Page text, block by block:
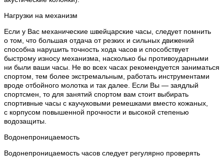
Нагрузки на механизм
Если у Вас механические швейцарские часы, следует помнить
о том, что большая отдача от резких и сильных движений
способна нарушить точность хода часов и способствует
быстрому износу механизма, насколько бы противоударными
ни были ваши часы. Не во всех часах рекомендуется заниматься
спортом, тем более экстремальным, работать инструментами
вроде отбойного молотка и так далее. Если Вы — заядлый
спортсмен, то для занятий спортом вам стоит выбирать
спортивные часы с каучуковыми ремешками вместо кожаных,
с корпусом повышенной прочности и высокой степенью
водозащиты.
Водонепроницаемость
Водонепроницаемость часов следует регулярно проверять